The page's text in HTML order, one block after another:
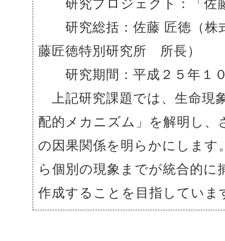
研究プロジェクト：「佐
研究総括：佐藤 匠徳（株
藤匠徳特別研究所 所長）
研究期間：平成２５年１
上記研究課題では、生命現
配的メカニズム」を解明し
の因果関係を明らかにしま
ら個別の現象までが統合的
作成することを目指していま